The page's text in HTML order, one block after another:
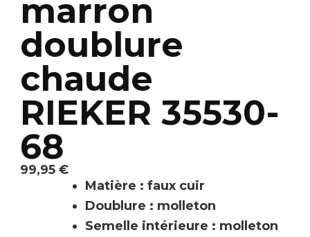
marron
doublure
chaude
RIEKER 35530-
68
99,95 €
Matière : faux cuir
Doublure : molleton
Semelle intérieure : molleton